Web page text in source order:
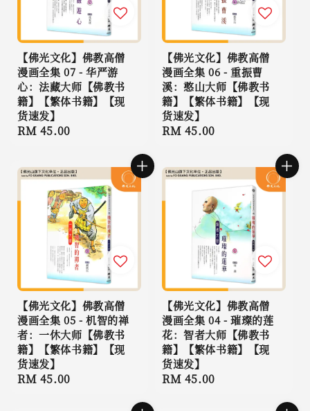
【佛光文化】佛教高僧
漫画全集 07 - 华严游
心：法藏大师【佛教书
籍】【繁体书籍】【现
货速发】
Regular
RM 45.00
【佛光文化】佛教高僧
漫画全集 06 - 重振曹
溪：憨山大师【佛教书
籍】【繁体书籍】【现
货速发】
Regular
RM 45.00
【佛光文化】佛教高僧
漫画全集 05 - 机智的禅
者：一休大师【佛教书
籍】【繁体书籍】【现
货速发】
Regular
RM 45.00
【佛光文化】佛教高僧
漫画全集 04 - 璀璨的莲
花：智者大师【佛教书
籍】【繁体书籍】【现
货速发】
Regular
RM 45.00